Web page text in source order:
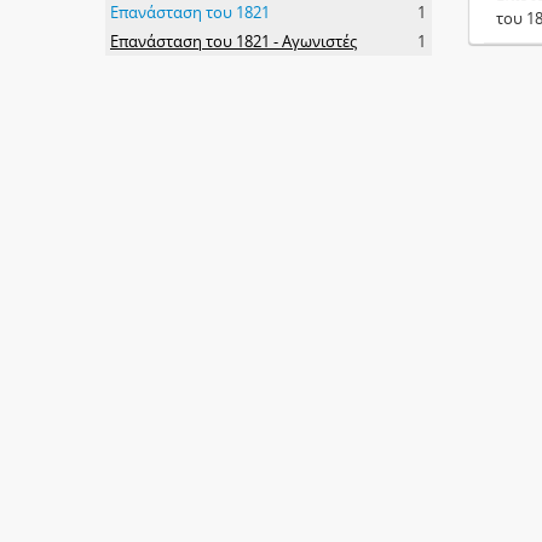
Επανάσταση του 1821
1
Επανάσταση του 1821 - Αγωνιστές
1
του